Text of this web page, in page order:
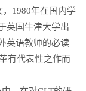
1980年在国内学
英国牛津大学出
英语教师的必读
有代表性之作而